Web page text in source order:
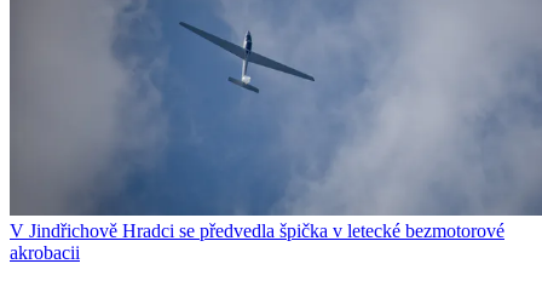
V Jindřichově Hradci se předvedla špička v letecké bezmotorové
akrobacii